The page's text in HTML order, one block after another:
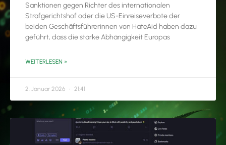
Sanktionen gegen Richter des internationalen
Strafgerichtshof oder die US-Einreiseverbote der
beiden Geschäftsführerinnen von HateAid haben dazu
geführt, dass die starke Abhängigkeit Europas
WEITERLESEN »
2. Januar 2026 21:41